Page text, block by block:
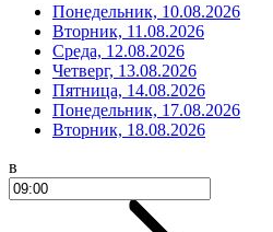
Понедельник, 10.08.2026
Вторник, 11.08.2026
Среда, 12.08.2026
Четверг, 13.08.2026
Пятница, 14.08.2026
Понедельник, 17.08.2026
Вторник, 18.08.2026
в